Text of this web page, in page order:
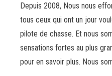
Depuis 2008, Nous nous
tous ceux qui ont un jour
pilote de chasse. Et nous
sensations fortes au plus
pour en savoir plus. Nous